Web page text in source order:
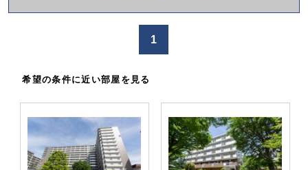
か
1
希望の条件に近い部屋を見る